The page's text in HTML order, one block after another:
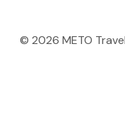
© 2026 METO